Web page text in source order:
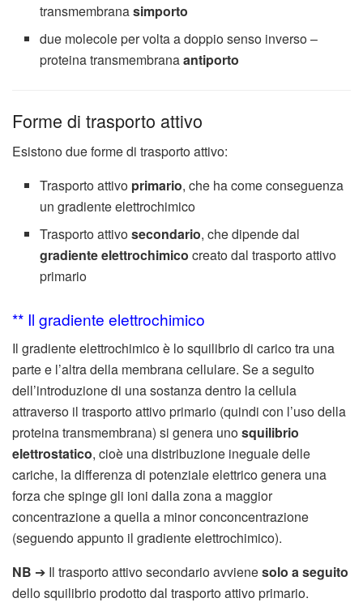
transmembranasimporto
due molecole per volta a doppio senso inverso –
proteina transmembranaantiporto
Forme di trasporto attivo
Esistono due forme di trasporto attivo:
Trasporto attivo primario, che ha come conseguenza
un gradiente elettrochimico
Trasporto attivosecondario, che dipende dal
gradiente elettrochimico creato dal trasporto attivo
primario
** Il gradiente elettrochimico
Il gradiente elettrochimico è lo squilibrio di carico tra una
parte e l’altra della membrana cellulare. Se a seguito
dell’introduzione di una sostanza dentro la cellula
attraverso il trasporto attivo primario (quindi con l’uso della
proteina transmembrana) si genera unosquilibrio
elettrostatico, cioè una distribuzione ineguale delle
cariche, la differenza di potenziale elettrico genera una
forza che spinge gli ioni dalla zona a maggior
concentrazione a quella a minor conconcentrazione
(seguendo appunto il gradiente elettrochimico).
NB ➔ Il trasporto attivo secondario avvienesolo a seguito
dello squilibrio prodotto dal trasporto attivo primario.